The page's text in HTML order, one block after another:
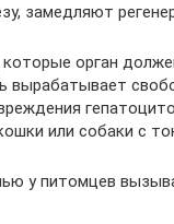
замедляют
орган
вырабатывает
или собаки с
у питомцев